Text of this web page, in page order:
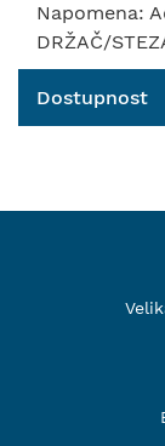
Napomena:
DRŽAČ/
Dostupnost